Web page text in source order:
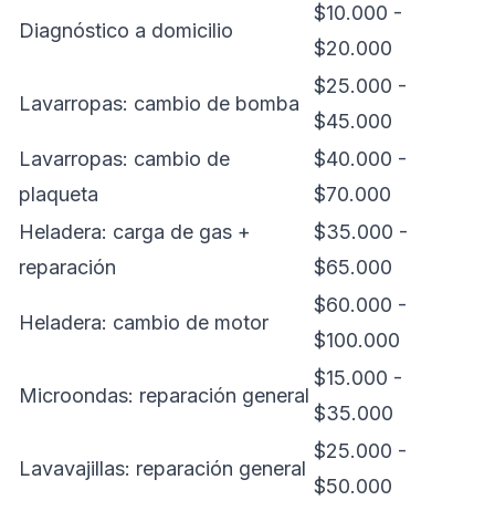
Diagnóstico a domicilio
$10.000 -
$20.000
Lavarropas: cambio de bomba
$25.000 -
$45.000
Lavarropas: cambio de
plaqueta
$40.000 -
$70.000
Heladera: carga de gas +
reparación
$35.000 -
$65.000
Heladera: cambio de motor
$60.000 -
$100.000
Microondas: reparación general
$15.000 -
$35.000
Lavavajillas: reparación general
$25.000 -
$50.000